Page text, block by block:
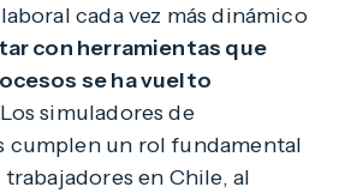
cada vez más dinámico
con herramientas que
se ha vuelto
Los simuladores de
cumplen un rol fundamental
trabajadores en Chile, al